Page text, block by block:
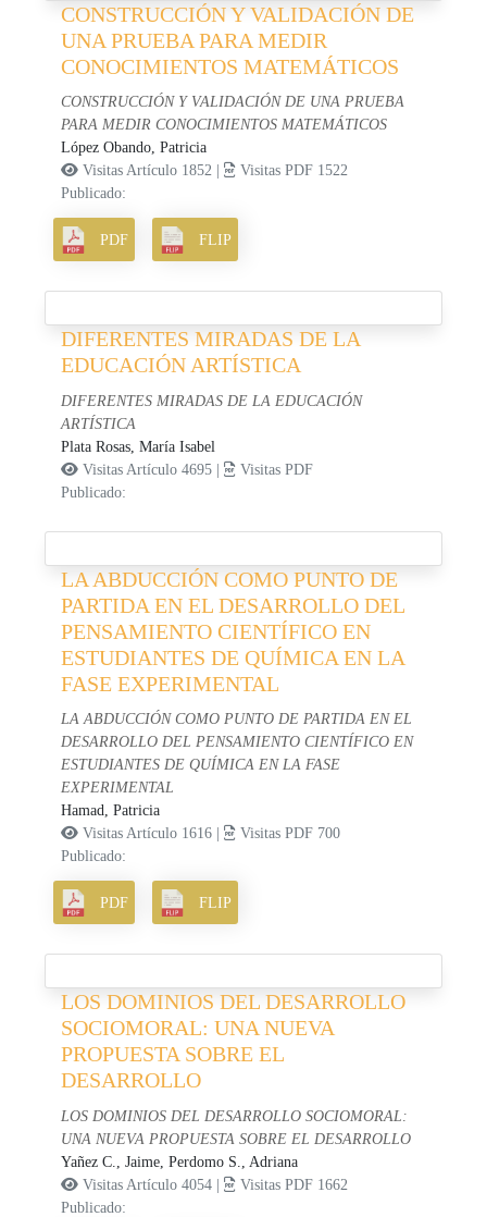
CONSTRUCCIÓN Y VALIDACIÓN DE
UNA PRUEBA PARA MEDIR
CONOCIMIENTOS MATEMÁTICOS
CONSTRUCCIÓN Y VALIDACIÓN DE UNA PRUEBA
PARA MEDIR CONOCIMIENTOS MATEMÁTICOS
López Obando, Patricia
Visitas Artículo 1852 |
Visitas PDF 1522
Publicado:
PDF FLIP
DIFERENTES MIRADAS DE LA
EDUCACIÓN ARTÍSTICA
DIFERENTES MIRADAS DE LA EDUCACIÓN
ARTÍSTICA
Plata Rosas, María Isabel
Visitas Artículo 4695 |
Visitas PDF
Publicado:
LA ABDUCCIÓN COMO PUNTO DE
PARTIDA EN EL DESARROLLO DEL
PENSAMIENTO CIENTÍFICO EN
ESTUDIANTES DE QUÍMICA EN LA
FASE EXPERIMENTAL
LA ABDUCCIÓN COMO PUNTO DE PARTIDA EN EL
DESARROLLO DEL PENSAMIENTO CIENTÍFICO EN
ESTUDIANTES DE QUÍMICA EN LA FASE
EXPERIMENTAL
Hamad, Patricia
Visitas Artículo 1616 |
Visitas PDF 700
Publicado:
PDF FLIP
LOS DOMINIOS DEL DESARROLLO
SOCIOMORAL: UNA NUEVA
PROPUESTA SOBRE EL
DESARROLLO
LOS DOMINIOS DEL DESARROLLO SOCIOMORAL:
UNA NUEVA PROPUESTA SOBRE EL DESARROLLO
Yañez C., Jaime,Perdomo S., Adriana
Visitas Artículo 4054 |
Visitas PDF 1662
Publicado: